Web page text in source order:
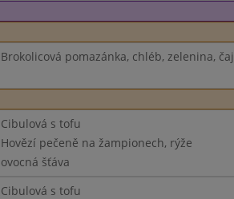
Brokolicová pomazánka, chléb, zelenina, čaj
Cibulová s tofu
Hovězí pečeně na žampionech, rýže
ovocná šťáva
Cibulová s tofu